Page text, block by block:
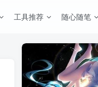
工具推荐 随心随笔